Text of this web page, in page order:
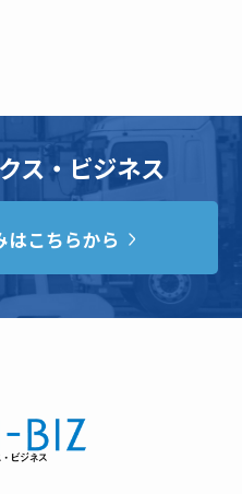
ス・ビジネス
はこちらから